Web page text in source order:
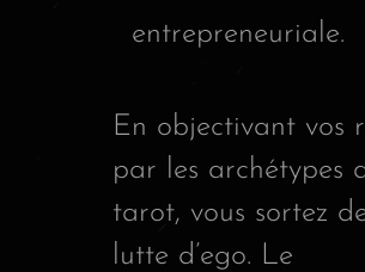
entrepreneuriale.
En objectivant vos
par les archétypes
tarot, vous sortez
lutte d’ego. Le